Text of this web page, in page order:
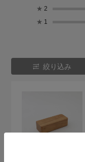
★ 2
★ 1
絞り込み